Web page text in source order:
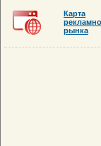
Карта
рынка